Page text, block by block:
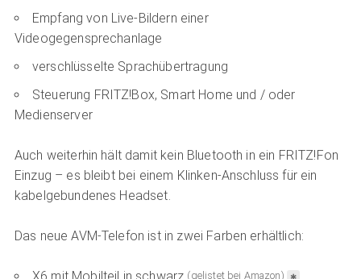
Empfang von Live-Bildern einer
Videogegensprechanlage
verschlüsselte Sprachübertragung
Steuerung FRITZ!Box, Smart Home und / oder
Medienserver
Auch weiterhin hält damit kein Bluetooth in ein FRITZ!Fon
Einzug – es bleibt bei einem Klinken-Anschluss für ein
kabelgebundenes Headset.
Das neue AVM-Telefon ist in zwei Farben erhältlich:
(gelistet bei Amazon)